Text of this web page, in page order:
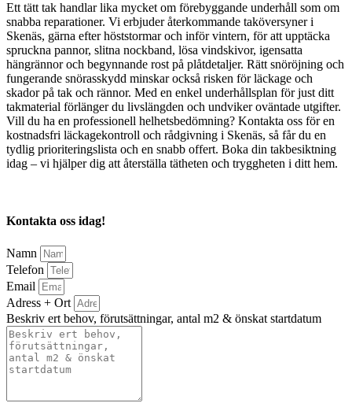
Ett tätt tak handlar lika mycket om förebyggande underhåll som om
snabba reparationer. Vi erbjuder återkommande taköversyner i
Skenäs, gärna efter höststormar och inför vintern, för att upptäcka
spruckna pannor, slitna nockband, lösa vindskivor, igensatta
hängrännor och begynnande rost på plåtdetaljer. Rätt snöröjning och
fungerande snörasskydd minskar också risken för läckage och
skador på tak och rännor. Med en enkel underhållsplan för just ditt
takmaterial förlänger du livslängden och undviker oväntade utgifter.
Vill du ha en professionell helhetsbedömning? Kontakta oss för en
kostnadsfri läckagekontroll och rådgivning i Skenäs, så får du en
tydlig prioriteringslista och en snabb offert. Boka din takbesiktning
idag – vi hjälper dig att återställa tätheten och tryggheten i ditt hem.
Kontakta oss idag!
Namn
Telefon
Email
Adress + Ort
Beskriv ert behov, förutsättningar, antal m2 & önskat startdatum